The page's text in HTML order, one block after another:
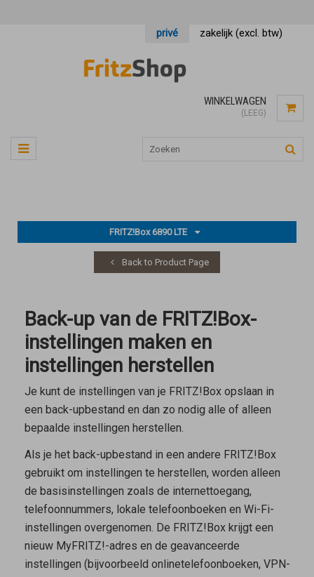
privé zakelijk (excl. btw)
WINKELWAGEN
(LEEG)
FRITZ!Box 6890 LTE
Back to Product Page
Back-up van de FRITZ!Box-
instellingen maken en
instellingen herstellen
Je kunt de instellingen van je FRITZ!Box opslaan in
een back-upbestand en dan zo nodig alle of alleen
bepaalde instellingen herstellen.
Als je het back-upbestand in een andere FRITZ!Box
gebruikt om instellingen te herstellen, worden alleen
de basisinstellingen zoals de internettoegang,
telefoonnummers, lokale telefoonboeken en Wi-Fi-
instellingen overgenomen. De FRITZ!Box krijgt een
nieuw MyFRITZ!-adres en de geavanceerde
instellingen (bijvoorbeeld onlinetelefoonboeken, VPN-